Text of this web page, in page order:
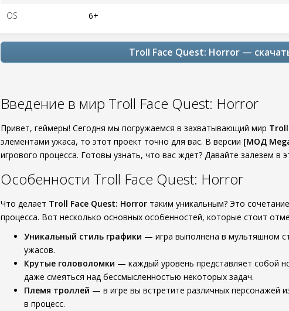
OS 6+
Troll Face Quest: Horror —
Введение в мир Troll Face Quest: Horror
Привет, геймеры! Сегодня мы погружаемся в захватывающий мир
элементами ужаса, то этот проект точно для вас. В версии [МОД
игрового процесса. Готовы узнать, что вас ждет? Давайте залезем
Особенности Troll Face Quest: Horror
Что делает Troll Face Quest: Horror таким уникальным? Это
процесса. Вот несколько основных особенностей, которые стоит
Уникальный стиль графики — игра выполнена в мультяшном
ужасов.
Крутые головоломки — каждый уровень представляет собой
даже смеяться над бессмысленностью некоторых задач.
Племя троллей — в игре вы встретите различных персонажей
в процесс.